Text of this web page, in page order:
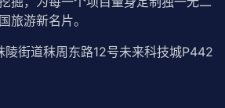
旅游新名片。
陵街道秣周东路12号未来科技城P442